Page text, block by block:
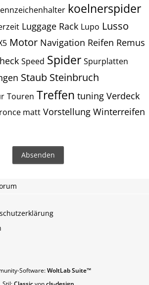
koelnerspider
Luggage Rack Lupo Lusso
Motor Navigation Reifen Remus
Speed Spider Spurplatten
Staub Steinbruch
Touren Treffen tuning Verdeck
matt Vorstellung Winterreifen
Software:WoltLab Suite™